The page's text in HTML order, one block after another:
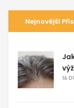
Nejnovější
16